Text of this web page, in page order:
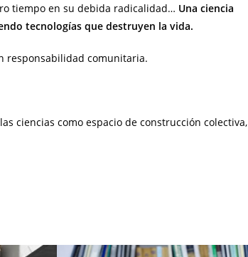
tiempo en su debida radicalidad… Una ciencia
tecnologías que destruyen la vida.
responsabilidad comunitaria.
ciencias como espacio de construcción colectiva,